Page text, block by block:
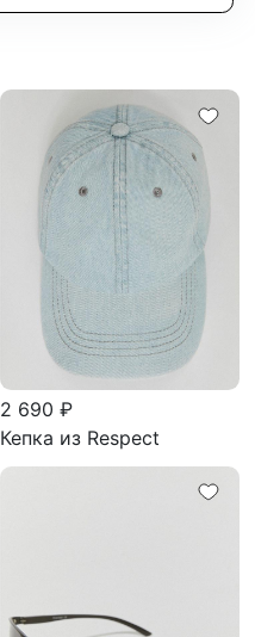
2 690 ₽
Кепка из Respect